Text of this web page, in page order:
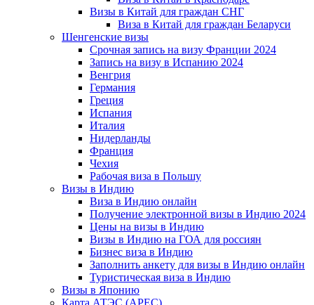
Визы в Китай для граждан СНГ
Виза в Китай для граждан Беларуси
Шенгенские визы
Срочная запись на визу Франции 2024
Запись на визу в Испанию 2024
Венгрия
Германия
Греция
Испания
Италия
Нидерланды
Франция
Чехия
Рабочая виза в Польшу
Визы в Индию
Виза в Индию онлайн
Получение электронной визы в Индию 2024
Цены на визы в Индию
Визы в Индию на ГОА для россиян
Бизнес виза в Индию
Заполнить анкету для визы в Индию онлайн
Туристическая виза в Индию
Визы в Японию
Карта АТЭС (APEC)